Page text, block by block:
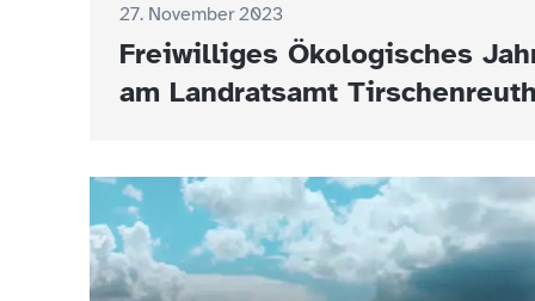
27. November 2023
Freiwilliges Ökologisches
am Landratsamt